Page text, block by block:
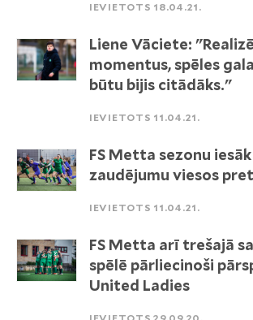
IEVIETOTS 18.04.21.
Liene Vāciete:
momentus, spēles
būtu bijis citādāks."
IEVIETOTS 11.04.21.
FS Metta sezonu
zaudējumu viesos pret
IEVIETOTS 11.04.21.
FS Metta arī trešajā
spēlē pārliecinoši
United Ladies